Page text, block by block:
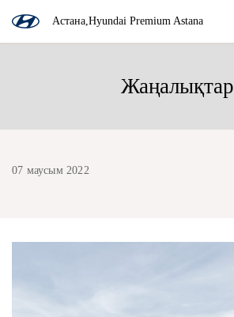
Астана,Hyundai Premium Astana
Жаңалықтар
07 маусым 2022